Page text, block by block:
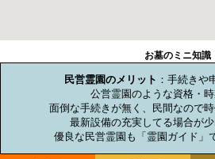
お墓のミニ知識
民営霊園のメリット ：手続きや
公営霊園のような資格・
面倒な手続きが無く、民間なので
最新設備の充実してる場合が少
優良な民営霊園も「霊園ガイド」